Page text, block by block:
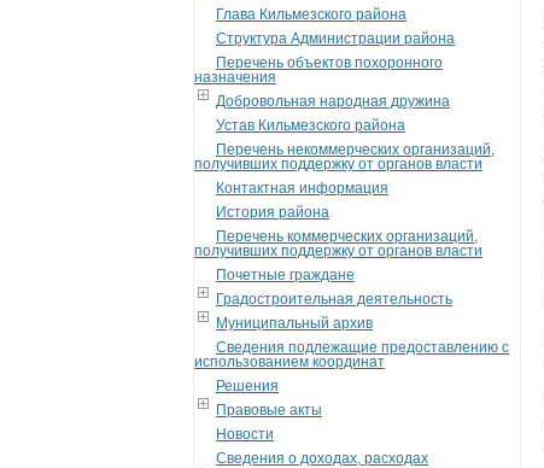
Глава Кильмезского района
Структура Администрации района
Перечень объектов похоронного
назначения
Добровольная народная дружина
Устав Кильмезского района
Перечень некоммерческих организаций,
получивших поддержку от органов власти
Контактная информация
История района
Перечень коммерческих организаций,
получивших поддержку от органов власти
Почетные граждане
Градостроительная деятельность
Муниципальный архив
Сведения подлежащие предоставлению с
использованием координат
Решения
Правовые акты
Новости
Сведения о доходах, расходах